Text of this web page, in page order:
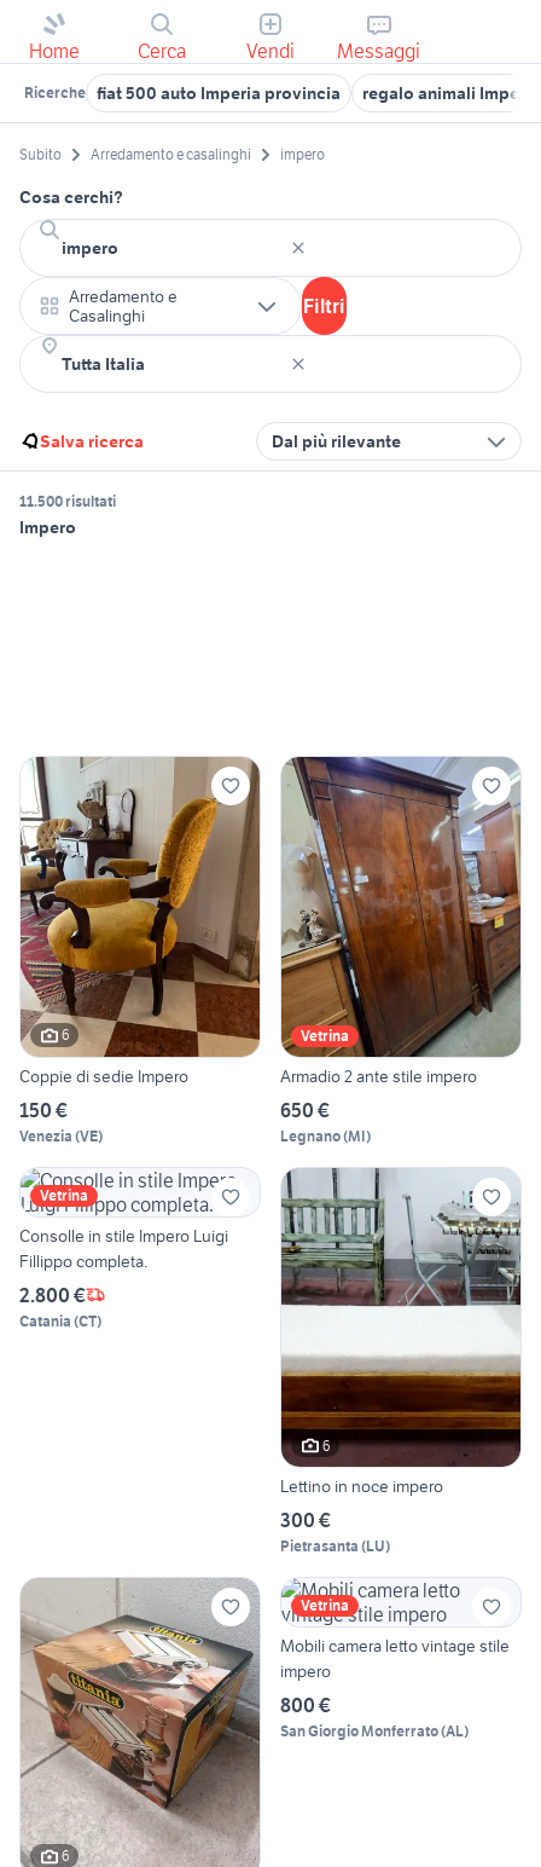
Home Cerca Vendi Messaggi
Ricerche fiat 500 auto Imperia provincia regalo animali
Subito Arredamento e casalinghi impero
Cosa cerchi?
Arredamento e
Casalinghi
Filtri
Salva ricerca Dal più rilevante
11.500 risultati
Impero
6
Coppie di sedie Impero
150 €
Venezia (VE)
Vetrina
Armadio 2 ante stile impero
650 €
Legnano(MI)
Vetrina
Consolle in stile Impero Luigi
Fillippo completa.
2.800 €
Catania (CT)
6
Lettino in noce impero
300 €
Pietrasanta (LU)
6
Vetrina
Mobili camera letto vintage stile
impero
800 €
San Giorgio Monferrato(AL)